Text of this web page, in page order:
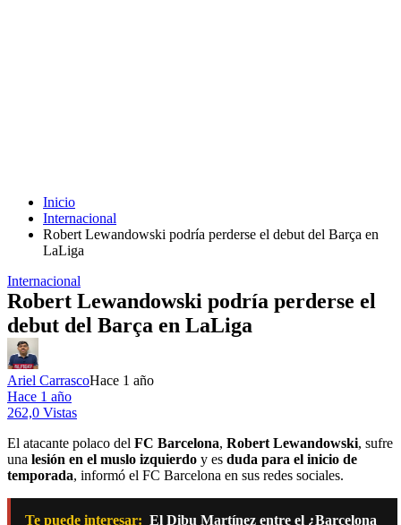
Inicio
Internacional
Robert Lewandowski podría perderse el debut del Barça en
LaLiga
Internacional
Robert Lewandowski podría perderse el
debut del Barça en LaLiga
Ariel CarrascoHace 1 año
Hace 1 año
262,0 Vistas
El atacante polaco del FC Barcelona, Robert Lewandowski, sufre
una lesión en el muslo izquierdo y es duda para el inicio de
temporada, informó el FC Barcelona en sus redes sociales.
Te puede interesar: El Dibu Martínez entre el ¿Barcelona